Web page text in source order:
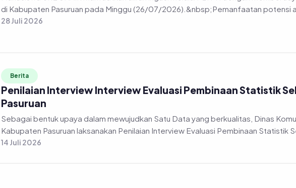
di Kabupaten Pasuruan pada Minggu (26/07/2026).&nbsp;Pemanfaatan potensi
28 Juli 2026
Berita
Penilaian Interview Interview Evaluasi Pembinaan Statistik
Pasuruan
Sebagai bentuk upaya dalam mewujudkan Satu Data yang berkualitas, Dinas
Kabupaten Pasuruan laksanakan Penilaian Interview Evaluasi Pembinaan Statistik
14 Juli 2026